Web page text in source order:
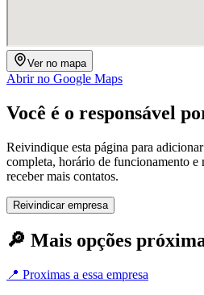
Ver no mapa
Abrir no Google Maps
Você é o responsável
Reivindique esta página para
completa, horário de funcionamento e
receber mais contatos.
Reivindicar empresa
🔎 Mais opções
📍 Proximas a essa empresa